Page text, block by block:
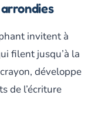
invitent à
filent jusqu’à la
développe
de l’écriture